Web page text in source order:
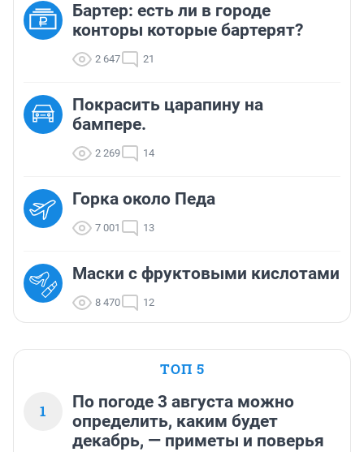
Бартер: есть ли в городе
конторы которые бартерят?
2 647 21
Покрасить царапину на
бампере.
2 269 14
Горка около Педа
7 001 13
Маски с фруктовыми кислотами
8 470 12
ТОП 5
1
По погоде 3 августа можно
определить, каким будет
декабрь, — приметы и поверья